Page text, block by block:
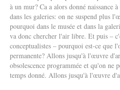
à un mur? Ca a alors donné naissance
dans les galeries: on ne suspend plus
pourquoi dans le musée et dans la
va donc chercher l'air libre. Et puis –
conceptualistes – pourquoi est-ce que
permanente? Allons jusqu'à l'œuvre
obsolescence programmée et qu'on ne
temps donné. Allons jusqu'à l'œuvre